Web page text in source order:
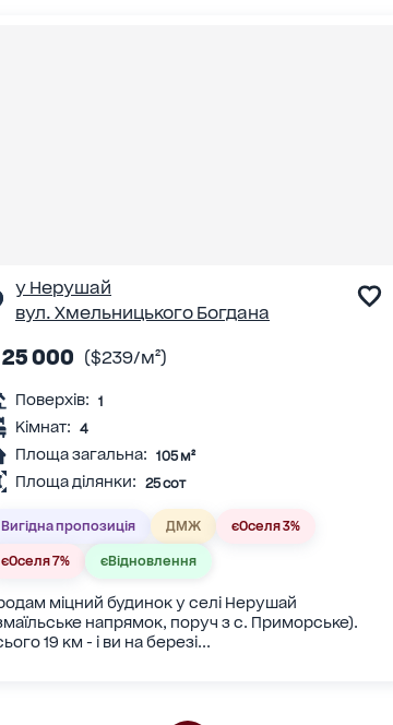
у Нерушай
вул. Хмельницького Богдана
000 ($239/м²)
Поверхів: 1
Кімнат: 4
Площа загальна: 105 м²
Площа ділянки: 25 сот
Вигідна пропозиція ДМЖ єОселя 3%
єОселя 7% єВідновлення
міцний будинок у селі Нерушай
напрямок, поруч з с. Приморське).
19 км - і ви на березі...